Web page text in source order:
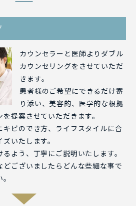
カウンセラーと医師よりダブル
カウンセリングをさせていただ
きます。
患者様のご希望にできるだけ寄
り添い、美容的、医学的な根拠
提案させていただきます。
キビのでき方、ライフスタイルに合
いたします。
よう、丁寧にご説明いたします。
どございましたらどんな些細な事で